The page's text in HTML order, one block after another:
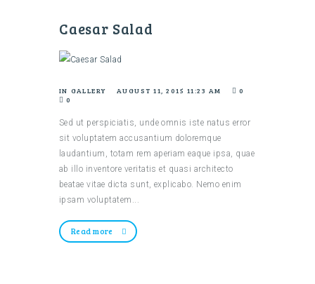
Caesar Salad
IN GALLERY AUGUST 11, 2015 11:23 AM
0
0
Sed ut perspiciatis, unde omnis iste natus error
sit voluptatem accusantium doloremque
laudantium, totam rem aperiam eaque ipsa, quae
ab illo inventore veritatis et quasi architecto
beatae vitae dicta sunt, explicabo. Nemo enim
ipsam voluptatem...
Read more